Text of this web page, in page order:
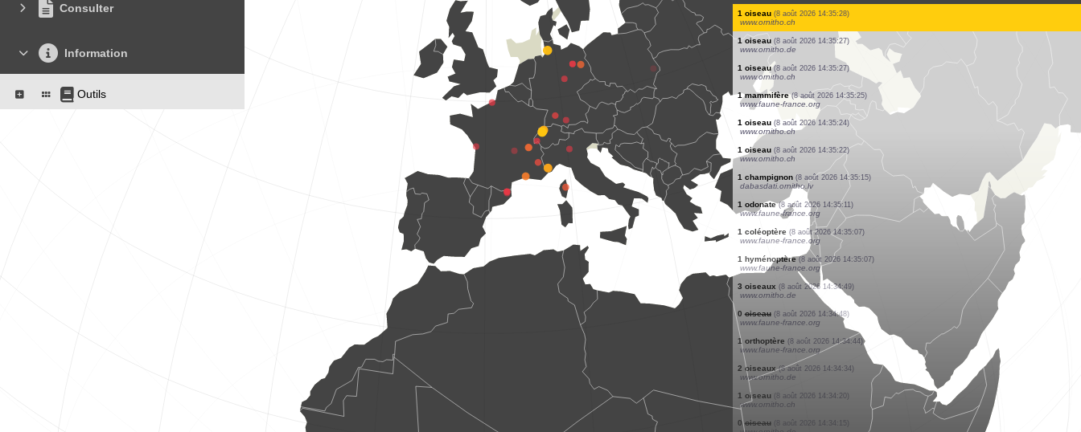
Consulter
Information
Outils
2 oiseaux (8 août 2026 14:35:45)
www.faune-france.org
1 oiseau (8 août 2026 14:35:39)
www.ornitho.de
1 oiseau (8 août 2026 14:35:38)
www.faune-france.org
1 oiseau (8 août 2026 14:35:35)
www.ornitho.ch
1 oiseau (8 août 2026 14:35:33)
www.ornitho.de
1 oiseau (8 août 2026 14:35:32)
www.ornitho.de
1 oiseau (8 août 2026 14:35:28)
www.ornitho.ch
1 oiseau (8 août 2026 14:35:28)
www.ornitho.ch
1 oiseau (8 août 2026 14:35:27)
www.ornitho.de
1 oiseau (8 août 2026 14:35:27)
www.ornitho.ch
1 mammifère (8 août 2026 14:35:25)
www.faune-france.org
1 oiseau (8 août 2026 14:35:24)
www.ornitho.ch
1 oiseau (8 août 2026 14:35:22)
www.ornitho.ch
1 champignon (8 août 2026 14:35:15)
dabasdati.ornitho.lv
1 odonate (8 août 2026 14:35:11)
www.faune-france.org
1 coléoptère (8 août 2026 14:35:07)